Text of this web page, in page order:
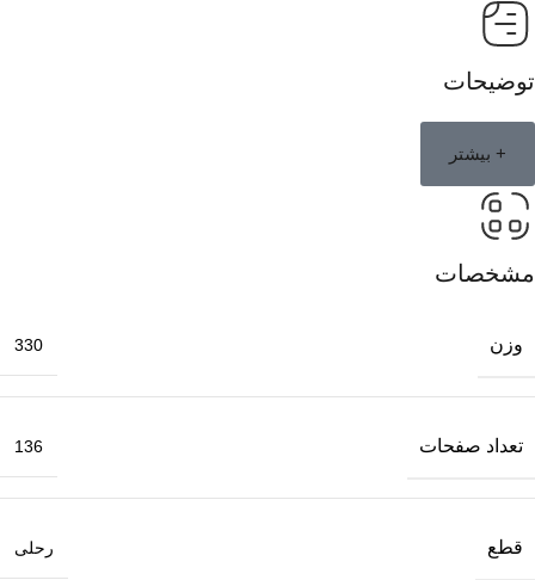
توضیحات
+ بیشتر
مشخصات
وزن 330
تعداد صفحات 136
قطع رحلی